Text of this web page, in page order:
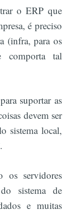
o ERP que
é preciso
(infra, para os
comporta tal
suportar as
devem ser
sistema local,
os servidores
sistema de
e muitas